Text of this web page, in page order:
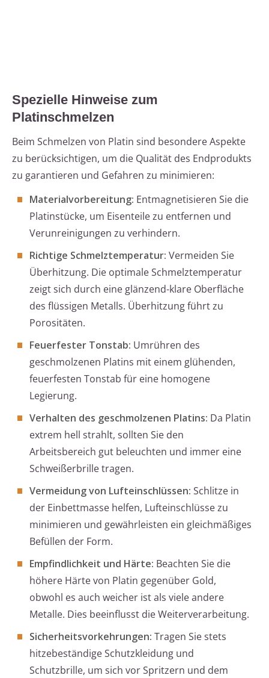
Spezielle Hinweise zum
Platinschmelzen
Beim Schmelzen von Platin sind besondere Aspekte
zu berücksichtigen, um die Qualität des Endprodukts
zu garantieren und Gefahren zu minimieren:
Materialvorbereitung: Entmagnetisieren Sie die
Platinstücke, um Eisenteile zu entfernen und
Verunreinigungen zu verhindern.
Richtige Schmelztemperatur: Vermeiden Sie
Überhitzung. Die optimale Schmelztemperatur
zeigt sich durch eine glänzend-klare Oberfläche
des flüssigen Metalls. Überhitzung führt zu
Porositäten.
Feuerfester Tonstab: Umrühren des
geschmolzenen Platins mit einem glühenden,
feuerfesten Tonstab für eine homogene
Legierung.
Verhalten des geschmolzenen Platins: Da Platin
extrem hell strahlt, sollten Sie den
Arbeitsbereich gut beleuchten und immer eine
Schweißerbrille tragen.
Vermeidung von Lufteinschlüssen: Schlitze in
der Einbettmasse helfen, Lufteinschlüsse zu
minimieren und gewährleisten ein gleichmäßiges
Befüllen der Form.
Empfindlichkeit und Härte: Beachten Sie die
höhere Härte von Platin gegenüber Gold,
obwohl es auch weicher ist als viele andere
Metalle. Dies beeinflusst die Weiterverarbeitung.
Sicherheitsvorkehrungen: Tragen Sie stets
hitzebeständige Schutzkleidung und
Schutzbrille, um sich vor Spritzern und dem